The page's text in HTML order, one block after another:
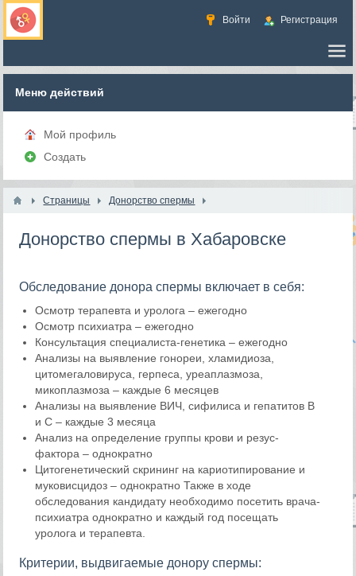
Войти Регистрация
Меню действий
Мой профиль
Создать
Страницы Донорство спермы
Донорство спермы в Хабаровске
Обследование донора спермы включает в себя:
Осмотр терапевта и уролога – ежегодно
Осмотр психиатра – ежегодно
Консультация специалиста-генетика – ежегодно
Анализы на выявление гонореи, хламидиоза,
цитомегаловируса, герпеса, уреаплазмоза,
микоплазмоза – каждые 6 месяцев
Анализы на выявление ВИЧ, сифилиса и гепатитов В
и С – каждые 3 месяца
Анализ на определение группы крови и резус-
фактора – однократно
Цитогенетический скрининг на кариотипирование и
муковисцидоз – однократно Также в ходе
обследования кандидату необходимо посетить врача-
психиатра однократно и каждый год посещать
уролога и терапевта.
Критерии, выдвигаемые донору спермы: